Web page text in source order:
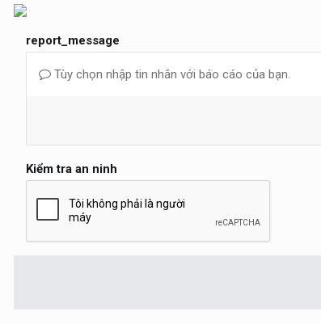
report_message
Tùy chọn nhập tin nhắn với báo cáo của bạn.
Kiểm tra an ninh